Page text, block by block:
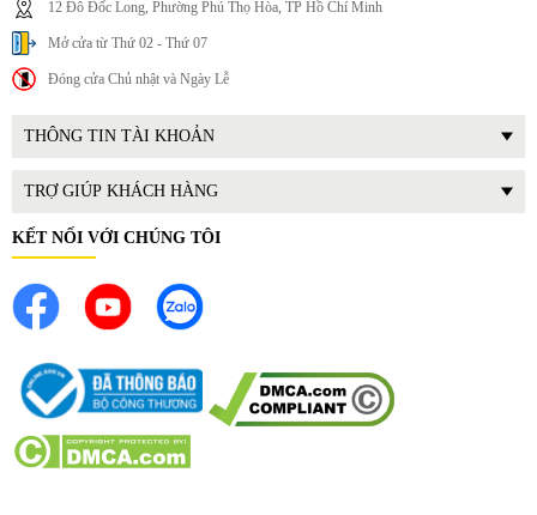
12 Đô Đốc Long, Phường Phú Thọ Hòa, TP Hồ Chí Minh
Mở cửa từ Thứ 02 - Thứ 07
Đóng cửa Chủ nhật và Ngày Lễ
THÔNG TIN TÀI KHOẢN
TRỢ GIÚP KHÁCH HÀNG
KẾT NỐI VỚI CHÚNG TÔI